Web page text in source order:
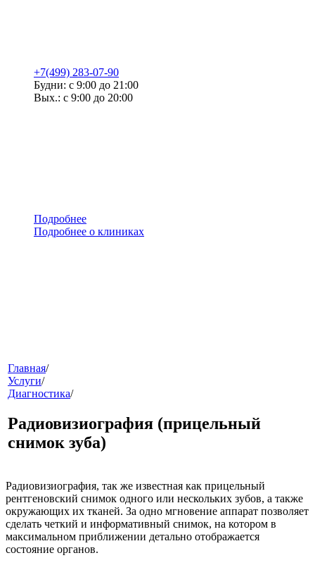
+7(499) 283-07-90
Будни: с 9:00 до 21:00
Вых.: с 9:00 до 20:00
Подробнее
Подробнее о клиниках
меню
звонок
Главная/
Услуги/
Диагностика/
Радиовизиография (прицельный
снимок зуба)
Радиовизиография, так же известная как прицельный
рентгеновский снимок одного или нескольких зубов, а также
окружающих их тканей. За одно мгновение аппарат позволяет
сделать четкий и информативный снимок, на котором в
максимальном приближении детально отображается
состояние органов.